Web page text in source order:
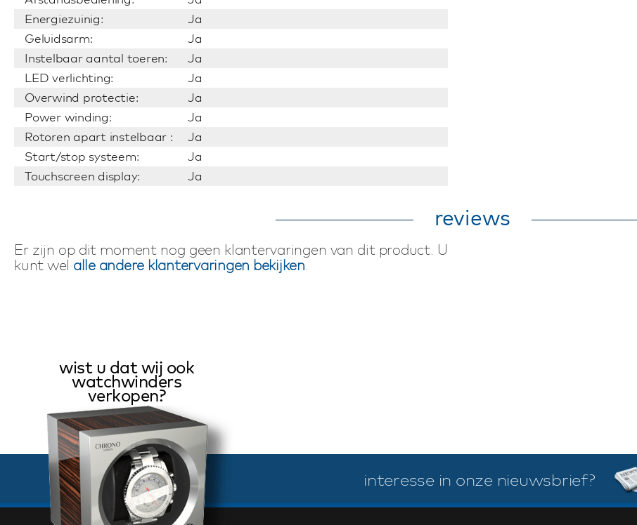
Energiezuinig:
Ja
Geluidsarm:
Ja
Instelbaar aantal toeren:
Ja
LED verlichting:
Ja
Overwind protectie:
Ja
Power winding:
Ja
Rotoren apart instelbaar :
Ja
Start/stop systeem:
Ja
Touchscreen display:
Ja
reviews
Er zijn op dit moment nog geen klantervaringen van dit product. U
kunt wel alle andere klantervaringen bekijken
interesse in onze nieuwsbrief?
wist u dat wij ook
watchwinders
verkopen?